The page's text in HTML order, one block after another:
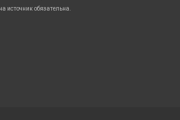
источник обязательна.